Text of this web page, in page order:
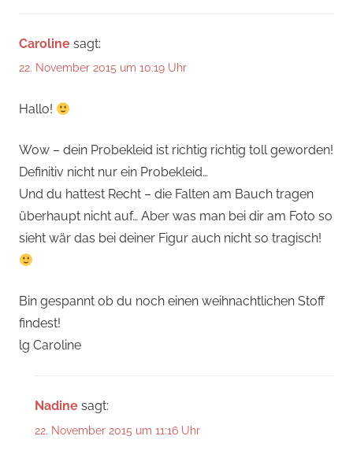
Caroline sagt:
22. November 2015 um 10:19 Uhr
Hallo!
Wow – dein Probekleid ist richtig richtig toll geworden!
Definitiv nicht nur ein Probekleid…
Und du hattest Recht – die Falten am Bauch tragen
überhaupt nicht auf… Aber was man bei dir am Foto so
sieht wär das bei deiner Figur auch nicht so tragisch!
Bin gespannt ob du noch einen weihnachtlichen Stoff
findest!
lg Caroline
Nadine sagt:
22. November 2015 um 11:16 Uhr